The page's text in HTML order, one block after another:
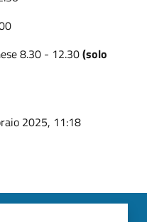
8.30 - 12.30(solo
2025, 11:18